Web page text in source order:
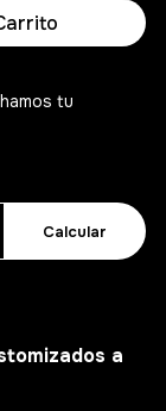
tu
Calcular
a